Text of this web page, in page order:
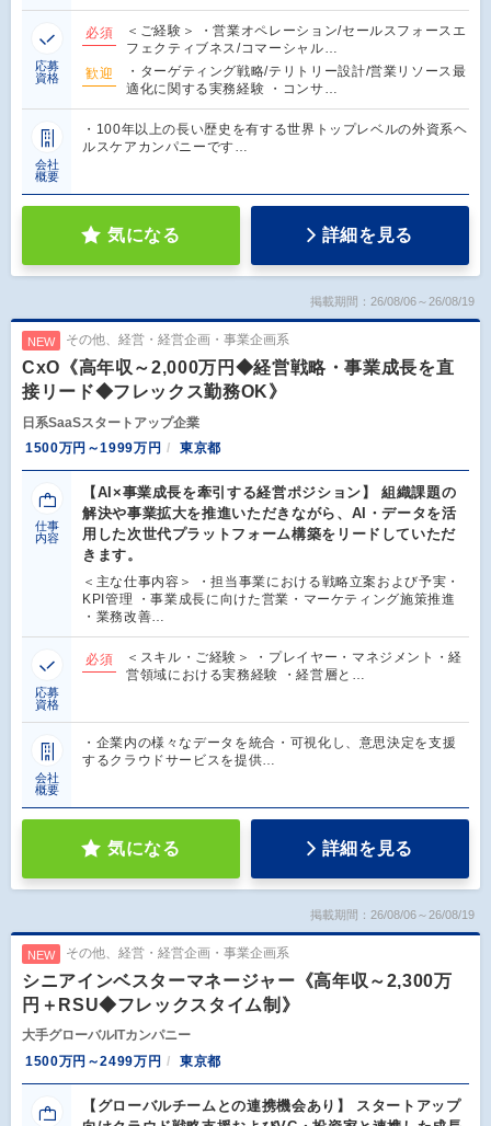
応募
資格
必須
＜ご経験＞ ・営業オペレーション/セールスフォースエ
フェクティブネス/コマーシャル…
歓迎
・ターゲティング戦略/テリトリー設計/営業リソース最
適化に関する実務経験 ・コンサ…
会社
概要
・100年以上の長い歴史を有する世界トップレベルの外資系ヘ
ルスケアカンパニーです…
気になる 詳細を見る
掲載期間：26/08/06～26/08/19
NEW その他、経営・経営企画・事業企画系
CxO《高年収～2,000万円◆経営戦略・事業成長を直
接リード◆フレックス勤務OK》
日系SaaSスタートアップ企業
1500万円～1999万円
東京都
仕事
内容
【AI×事業成長を牽引する経営ポジション】 組織課題の
解決や事業拡大を推進いただきながら、AI・データを活
用した次世代プラットフォーム構築をリードしていただ
きます。
＜主な仕事内容＞ ・担当事業における戦略立案および予実・
KPI管理 ・事業成長に向けた営業・マーケティング施策推進
・業務改善…
応募
資格
必須
＜スキル・ご経験＞ ・プレイヤー・マネジメント・経
営領域における実務経験 ・経営層と…
会社
概要
・企業内の様々なデータを統合・可視化し、意思決定を支援
するクラウドサービスを提供…
気になる 詳細を見る
掲載期間：26/08/06～26/08/19
NEW その他、経営・経営企画・事業企画系
シニアインベスターマネージャー《高年収～2,300万
円＋RSU◆フレックスタイム制》
大手グローバルITカンパニー
1500万円～2499万円
東京都
【グローバルチームとの連携機会あり】 スタートアップ